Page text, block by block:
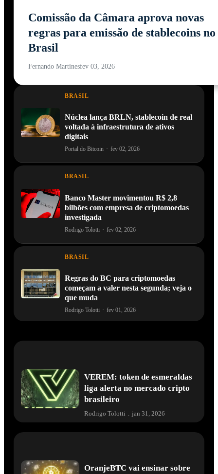
Comissão da Câmara aprova novas
regras para emissão de stablecoins no
Brasil
Fernando Martinesfev 03, 2026
BRASIL
Núclea lança BRLN, stablecoin de real
voltada à infraestrutura de ativos
digitais
Portal do Bitcoin · fev 02, 2026
BRASIL
Banco Master movimentou R$ 2,8
bilhões com empresa de criptomoedas
investigada
Rodrigo Tolotti · fev 02, 2026
BRASIL
Regras do BC para criptomoedas
começam a valer nesta segunda; veja o
que muda
Rodrigo Tolotti · fev 01, 2026
VEREM: token de esmeraldas
liga alerta no mercado cripto
brasileiro
Rodrigo Tolotti jan 31, 2026
OranjeBTC vai ensinar sobre